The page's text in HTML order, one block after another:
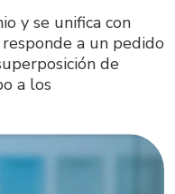
y se unifica con
a un pedido
de
a los